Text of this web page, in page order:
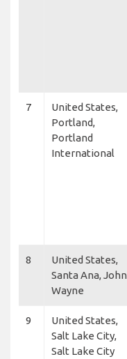
7
United States,
Portland,
Portland
International
8
United States,
Santa Ana, John
Wayne
9
United States,
Salt Lake City,
Salt Lake City